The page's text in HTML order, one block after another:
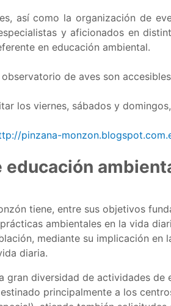
así como la organización de
y aficionados en
en educación ambiental.
de aves son
los viernes, sábados y
pinzana-
educación
tiene, entre sus objetivos
ambientales en la vida
mediante su implicación
diaria.
gran diversidad de actividades
principalmente a los